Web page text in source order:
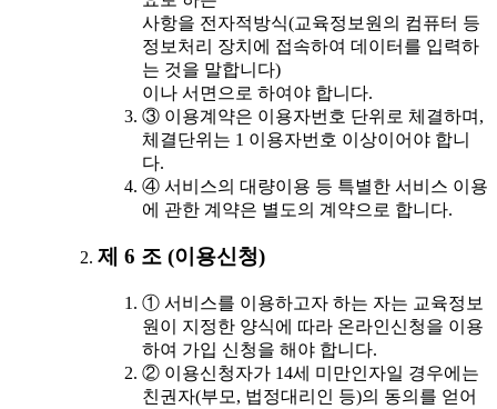
사항을 전자적방식(교육정보원의 컴퓨터 등
정보처리 장치에 접속하여 데이터를 입력하
는 것을 말합니다)
이나 서면으로 하여야 합니다.
③ 이용계약은 이용자번호 단위로 체결하며,
체결단위는 1 이용자번호 이상이어야 합니
다.
④ 서비스의 대량이용 등 특별한 서비스 이용
에 관한 계약은 별도의 계약으로 합니다.
제 6 조 (이용신청)
① 서비스를 이용하고자 하는 자는 교육정보
원이 지정한 양식에 따라 온라인신청을 이용
하여 가입 신청을 해야 합니다.
② 이용신청자가 14세 미만인자일 경우에는
친권자(부모, 법정대리인 등)의 동의를 얻어